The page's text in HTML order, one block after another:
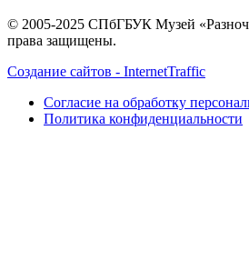
© 2005-2025 СПбГБУК Музей
права защищены.
Создание сайтов - InternetTraffic
Согласие на обработку
Политика конфиденциальности